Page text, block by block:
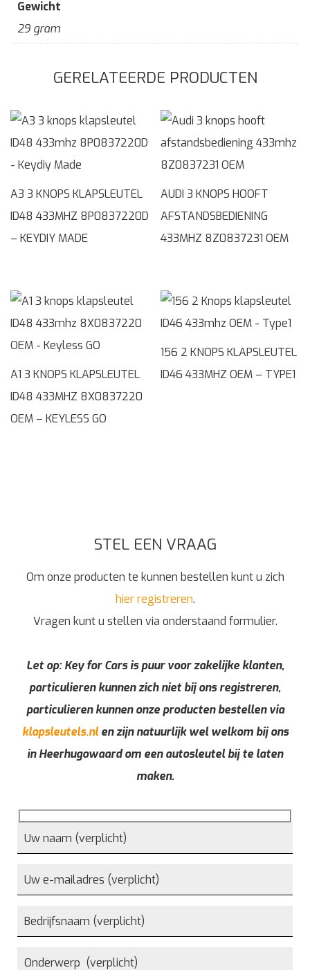
Gewicht
29 gram
GERELATEERDE PRODUCTEN
A3 3 KNOPS KLAPSLEUTEL
ID48 433MHZ 8P0837220D
– KEYDIY MADE
AUDI 3 KNOPS HOOFT
AFSTANDSBEDIENING
433MHZ 8Z0837231 OEM
A1 3 KNOPS KLAPSLEUTEL
ID48 433MHZ 8X0837220
OEM – KEYLESS GO
156 2 KNOPS KLAPSLEUTEL
ID46 433MHZ OEM – TYPE1
STEL EEN VRAAG
Om onze producten te kunnen bestellen kunt u zich
hier registreren.
Vragen kunt u stellen via onderstaand formulier.
Let op: Key for Cars is puur voor zakelijke klanten,
particulieren kunnen zich niet bij ons registreren,
particulieren kunnen onze producten bestellen via
klapsleutels.nlen zijn natuurlijk wel welkom bij ons
in Heerhugowaard om een autosleutel bij te laten
maken.